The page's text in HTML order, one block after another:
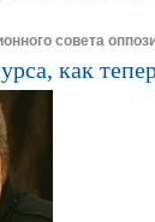
совета
как